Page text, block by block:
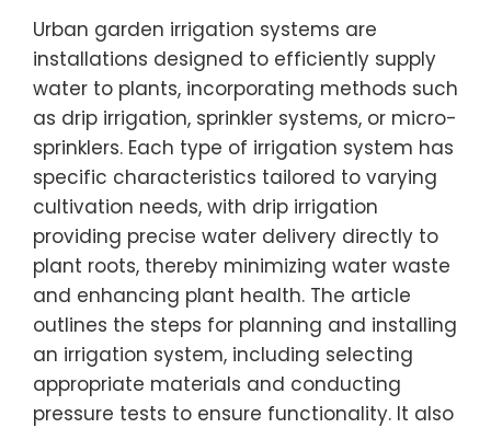
Urban garden irrigation systems are
installations designed to efficiently supply
water to plants, incorporating methods such
as drip irrigation, sprinkler systems, or micro-
sprinklers. Each type of irrigation system has
specific characteristics tailored to varying
cultivation needs, with drip irrigation
providing precise water delivery directly to
plant roots, thereby minimizing water waste
and enhancing plant health. The article
outlines the steps for planning and installing
an irrigation system, including selecting
appropriate materials and conducting
pressure tests to ensure functionality. It also